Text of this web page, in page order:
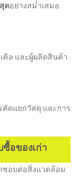
ดอย่างสม่ำเสมอ
คิล และผู้ผลิตสินค้า
ดแยกวัสดุ และการ
อของเก่า
ชอบต่อสิ่งแวดล้อม